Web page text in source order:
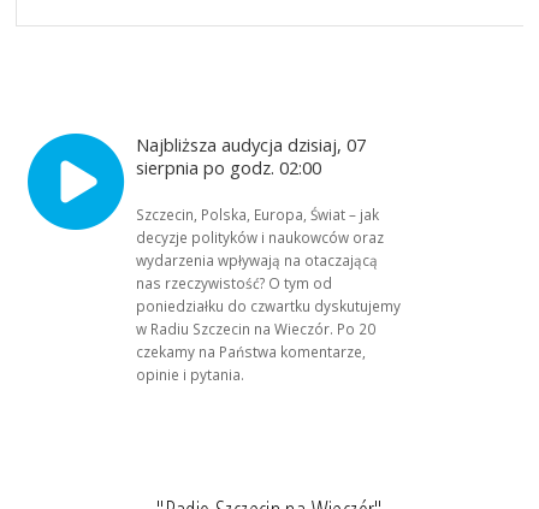
Najbliższa audycja dzisiaj, 07
sierpnia po godz. 02:00
Szczecin, Polska, Europa, Świat – jak
decyzje polityków i naukowców oraz
wydarzenia wpływają na otaczającą
nas rzeczywistość? O tym od
poniedziałku do czwartku dyskutujemy
w Radiu Szczecin na Wieczór. Po 20
czekamy na Państwa komentarze,
opinie i pytania.